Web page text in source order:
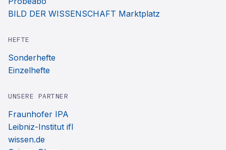
BILD DER WISSENSCHAFT Marktplatz
HEFTE
Sonderhefte
Einzelhefte
UNSERE PARTNER
Fraunhofer IPA
Leibniz-Institut ifl
wissen.de